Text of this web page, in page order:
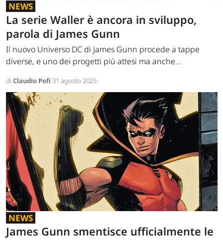
NEWS
La serie Waller è ancora in sviluppo,
parola di James Gunn
Il nuovo Universo DC di James Gunn procede a tappe
diverse, e uno dei progetti più attesi ma anche...
di Claudio Pofi 31 agosto 2025
NEWS
James Gunn smentisce ufficialmente le